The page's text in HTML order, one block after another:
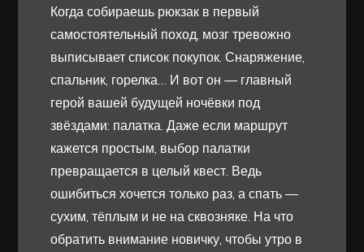
Когда собираешь рюкзак в первый
самостоятельный поход, мозг тревожно
выписывает список покупок. Снаряжение,
спальник, горелка… И вот он — главный
герой вашей будущей ночёвки под
звёздами: палатка. Даже если маршрут
кажется простым, выбор палатки
превращается в целый квест. Ведь
ошибиться хочется только раз, а спать —
сухим, тёплым и не на сквозняке. На что
обратить внимание новичку, чтобы утро в